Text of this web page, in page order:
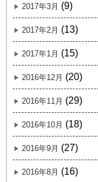
2017年3月 (9)
2017年2月 (13)
2017年1月 (15)
2016年12月 (20)
2016年11月 (29)
2016年10月 (18)
2016年9月 (27)
2016年8月 (16)